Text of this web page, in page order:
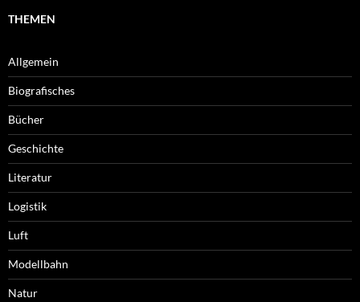
THEMEN
Allgemein
Biografisches
Bücher
Geschichte
Literatur
Logistik
Luft
Modellbahn
Natur